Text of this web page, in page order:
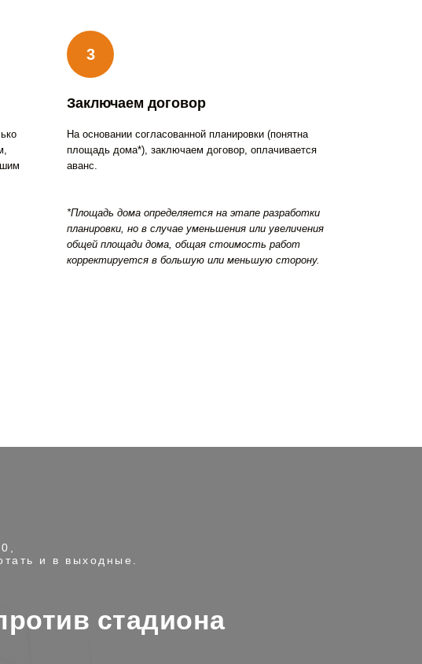
Заключаем договор
На основании согласованной планировки (понятна
площадь дома*), заключаем договор, оплачивается
аванс.
*Площадь дома определяется на этапе разработки
планировки, но в случае уменьшения или увеличения
общей площади дома, общая стоимость работ
корректируется в большую или меньшую сторону.
и в выходные.
стадиона